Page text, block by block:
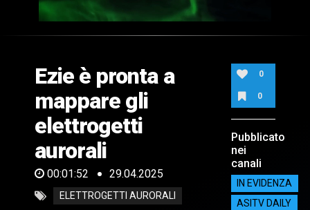
of
52
seconds
Ezie è pronta a
mappare gli
elettrogetti
aurorali
00:01:52 29.04.2025
ELETTROGETTI AURORALI
0
0
Pubblicato
nei
canali
IN EVIDENZA
ASITV DAILY